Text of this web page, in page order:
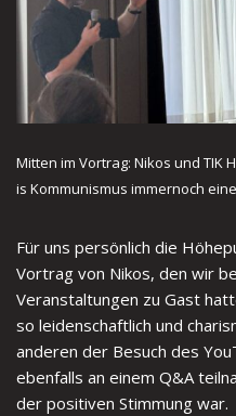
Mitten im Vortrag: Nikos und TIK
is Kommunismus immernoch
Für uns persönlich die
Vortrag von Nikos, den wir
Veranstaltungen zu Gast
so leidenschaftlich und
anderen der Besuch des
ebenfalls an einem Q&A
der positiven Stimmung war.